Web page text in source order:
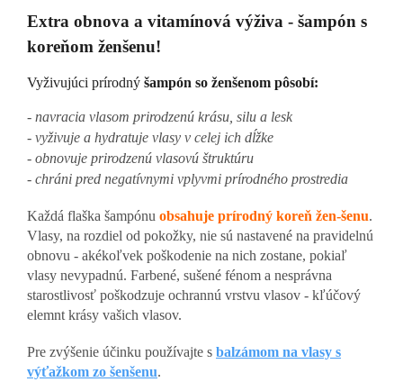
Extra obnova a vitamínová výživa - šampón s
koreňom ženšenu!
Vyživujúci prírodný šampón so ženšenom pôsobí:
- navracia vlasom prirodzenú krásu, silu a lesk
- vyživuje a hydratuje vlasy v celej ich dĺžke
- obnovuje prirodzenú vlasovú štruktúru
- chráni pred negatívnymi vplyvmi prírodného prostredia
Každá flaška šampónu obsahuje prírodný koreň žen-šenu.
Vlasy, na rozdiel od pokožky, nie sú nastavené na pravidelnú
obnovu - akékoľvek poškodenie na nich zostane, pokiaľ
vlasy nevypadnú. Farbené, sušené fénom a nesprávna
starostlivosť poškodzuje ochrannú vrstvu vlasov - kľúčový
elemnt krásy vašich vlasov.
Pre zvýšenie účinku používajte s balzámom na vlasy s
výťažkom zo šenšenu.